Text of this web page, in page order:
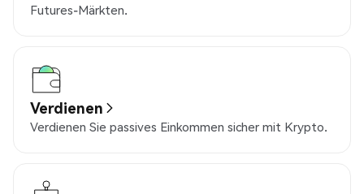
Futures-Märkten.
Verdienen
Verdienen Sie passives Einkommen sicher mit Krypto.